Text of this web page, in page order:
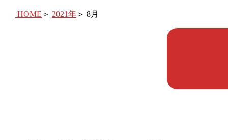
HOME ＞ 2021年 ＞ 8月